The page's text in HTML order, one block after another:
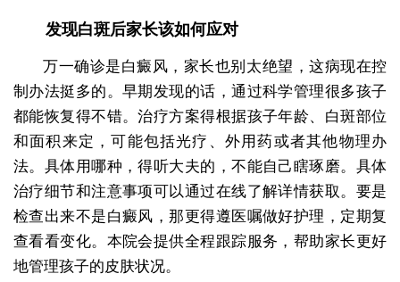
发现白斑后家长该如何应对
万一确诊是白癜风，家长也别太绝望，这病现在控
制办法挺多的。早期发现的话，通过科学管理很多孩子
都能恢复得不错。治疗方案得根据孩子年龄、白斑部位
和面积来定，可能包括光疗、外用药或者其他物理办
法。具体用哪种，得听大夫的，不能自己瞎琢磨。具体
治疗细节和注意事项可以通过在线了解详情获取。要是
检查出来不是白癜风，那更得遵医嘱做好护理，定期复
查看看变化。本院会提供全程跟踪服务，帮助家长更好
地管理孩子的皮肤状况。